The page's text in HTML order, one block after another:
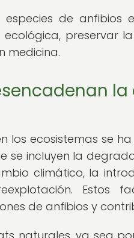
de anfibios
preservar
medicina.
los ecosistemas se
se incluyen la
climático, la
Estos
de anfibios y